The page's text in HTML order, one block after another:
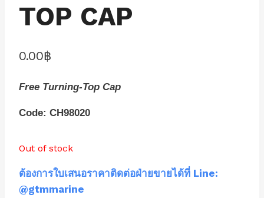
TOP CAP
0.00฿
Free Turning-Top Cap
Code: CH98020
Out of stock
ต้องการใบเสนอราคาติดต่อฝ่ายขายได้ที่ Line:
@gtmmarine